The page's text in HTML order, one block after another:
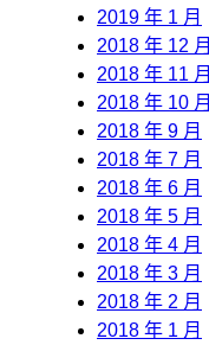
2019 年 1 月
2018 年 12 月
2018 年 11 月
2018 年 10 月
2018 年 9 月
2018 年 7 月
2018 年 6 月
2018 年 5 月
2018 年 4 月
2018 年 3 月
2018 年 2 月
2018 年 1 月